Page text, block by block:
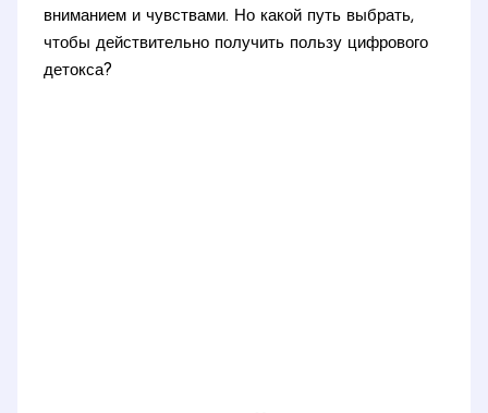
вниманием и чувствами. Но какой путь выбрать,
чтобы действительно получить пользу цифрового
детокса?